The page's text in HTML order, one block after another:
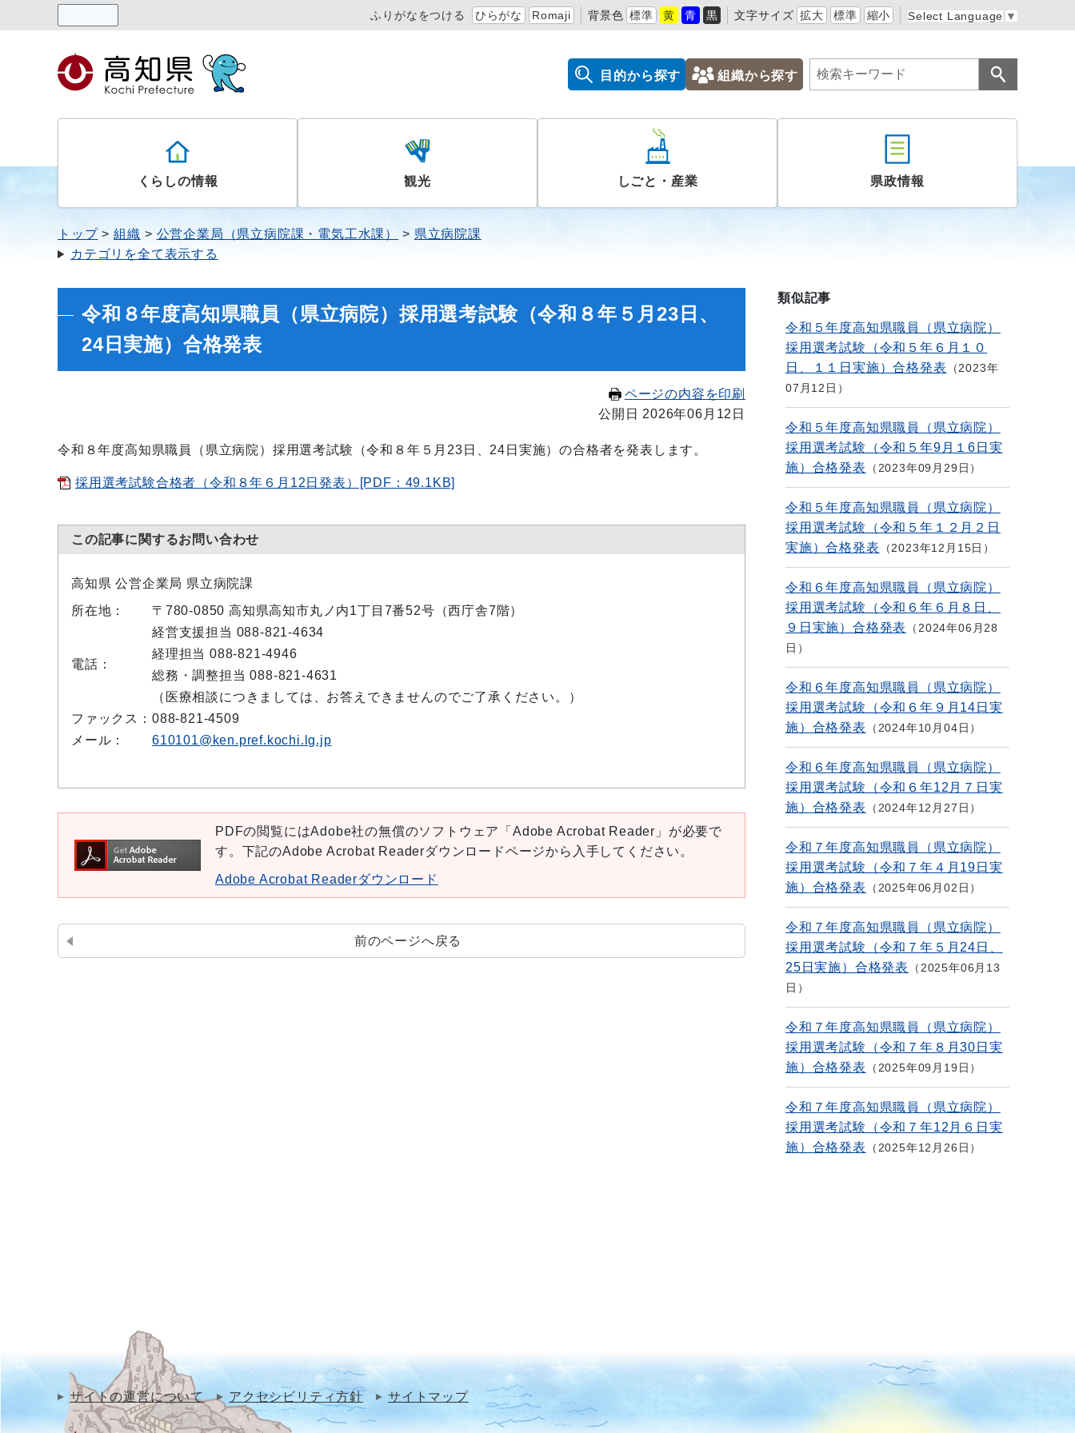
ふりがなをつける ひらがな Romaji 背景色 標準 黄 青 黒 文字サイズ 拡大 標準 縮小 Select Language ▼
目的から探す 組織から探す
くらしの情報 観光 しごと・産業 県政情報
トップ 組織 公営企業局（県立病院課・電気工水課）
県立病院課
カテゴリを全て表示する
令和８年度高知県職員（県立病院）採用選考試験（令和８年５月23日、
24日実施）合格発表
ページの内容を印刷
公開日 2026年06月12日
令和８年度高知県職員（県立病院）採用選考試験（令和８年５月23日、24日実施）の合格者を発表します。
採用選考試験合格者（令和８年６月12日発表）[PDF：49.1KB]
この記事に関するお問い合わせ
高知県 公営企業局 県立病院課
所在地：
〒780-0850 高知県高知市丸ノ内1丁目7番52号（西庁舎7階）
電話：
経営支援担当 088-821-4634
経理担当 088-821-4946
総務・調整担当 088-821-4631
（医療相談につきましては、お答えできませんのでご了承ください。）
ファックス： 088-821-4509
メール：
610101@ken.pref.kochi.lg.jp
PDFの閲覧にはAdobe社の無償のソフトウェア「Adobe Acrobat Reader」が必要で
す。下記のAdobe Acrobat Readerダウンロードページから入手してください。
Adobe Acrobat Readerダウンロード
前のページへ戻る
類似記事
令和５年度高知県職員（県立病院）
採用選考試験（令和５年６月１０
日、１１日実施）合格発表
2023年
07月12日
令和５年度高知県職員（県立病院）
採用選考試験（令和５年9月１6日実
施）合格発表
2023年09月29日
令和５年度高知県職員（県立病院）
採用選考試験（令和５年１２月２日
実施）合格発表
2023年12月15日
令和６年度高知県職員（県立病院）
採用選考試験（令和６年６月８日、
９日実施）合格発表
2024年06月28
日
令和６年度高知県職員（県立病院）
採用選考試験（令和６年９月14日実
施）合格発表
2024年10月04日
令和６年度高知県職員（県立病院）
採用選考試験（令和６年12月７日実
施）合格発表
2024年12月27日
令和７年度高知県職員（県立病院）
採用選考試験（令和７年４月19日実
施）合格発表
2025年06月02日
令和７年度高知県職員（県立病院）
採用選考試験（令和７年５月24日、
25日実施）合格発表
2025年06月13
日
令和７年度高知県職員（県立病院）
採用選考試験（令和７年８月30日実
施）合格発表
2025年09月19日
令和７年度高知県職員（県立病院）
採用選考試験（令和７年12月６日実
施）合格発表
2025年12月26日
サイトの運営について アクセシビリティ方針 サイトマップ